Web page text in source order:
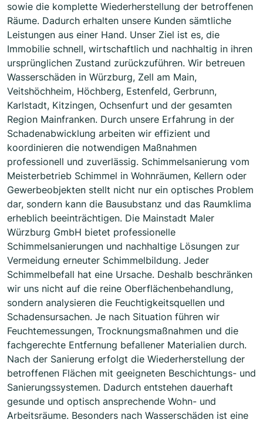
sowie die komplette Wiederherstellung der betroffenen
Räume. Dadurch erhalten unsere Kunden sämtliche
Leistungen aus einer Hand. Unser Ziel ist es, die
Immobilie schnell, wirtschaftlich und nachhaltig in ihren
ursprünglichen Zustand zurückzuführen. Wir betreuen
Wasserschäden in Würzburg, Zell am Main,
Veitshöchheim, Höchberg, Estenfeld, Gerbrunn,
Karlstadt, Kitzingen, Ochsenfurt und der gesamten
Region Mainfranken. Durch unsere Erfahrung in der
Schadenabwicklung arbeiten wir effizient und
koordinieren die notwendigen Maßnahmen
professionell und zuverlässig. Schimmelsanierung vom
Meisterbetrieb Schimmel in Wohnräumen, Kellern oder
Gewerbeobjekten stellt nicht nur ein optisches Problem
dar, sondern kann die Bausubstanz und das Raumklima
erheblich beeinträchtigen. Die Mainstadt Maler
Würzburg GmbH bietet professionelle
Schimmelsanierungen und nachhaltige Lösungen zur
Vermeidung erneuter Schimmelbildung. Jeder
Schimmelbefall hat eine Ursache. Deshalb beschränken
wir uns nicht auf die reine Oberflächenbehandlung,
sondern analysieren die Feuchtigkeitsquellen und
Schadensursachen. Je nach Situation führen wir
Feuchtemessungen, Trocknungsmaßnahmen und die
fachgerechte Entfernung befallener Materialien durch.
Nach der Sanierung erfolgt die Wiederherstellung der
betroffenen Flächen mit geeigneten Beschichtungs- und
Sanierungssystemen. Dadurch entstehen dauerhaft
gesunde und optisch ansprechende Wohn- und
Arbeitsräume. Besonders nach Wasserschäden ist eine